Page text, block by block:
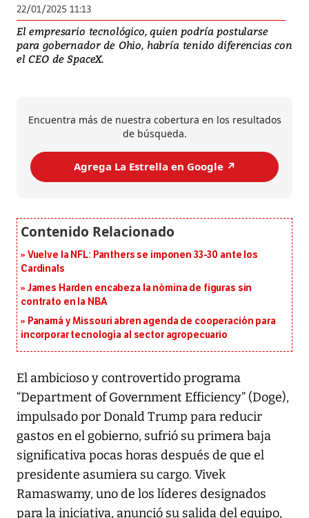
22/01/2025 11:13
El empresario tecnológico, quien podría postularse
para gobernador de Ohio, habría tenido diferencias con
el CEO de SpaceX.
Encuentra más de nuestra cobertura en los resultados
de búsqueda.
Agrega La Estrella en Google ↗️
Vuelve la NFL: Panthers se imponen 33-30 ante los
Cardinals
James Harden encabeza la nómina de figuras sin
contrato en la NBA
Panamá y Missouri abren agenda de cooperación para
incorporar tecnología al sector agropecuario
El ambicioso y controvertido programa
“Department of Government Efficiency” (Doge),
impulsado por Donald Trump para reducir
gastos en el gobierno, sufrió su primera baja
significativa pocas horas después de que el
presidente asumiera su cargo. Vivek
Ramaswamy, uno de los líderes designados
para la iniciativa, anunció su salida del equipo,